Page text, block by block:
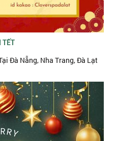
TẾT
Đà Nẵng, Nha Trang, Đà Lạt